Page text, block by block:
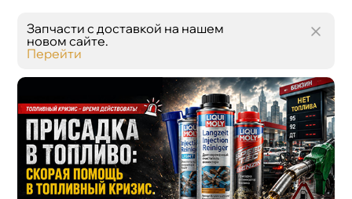
Запчасти с доставкой на нашем
новом сайте.
Перейти